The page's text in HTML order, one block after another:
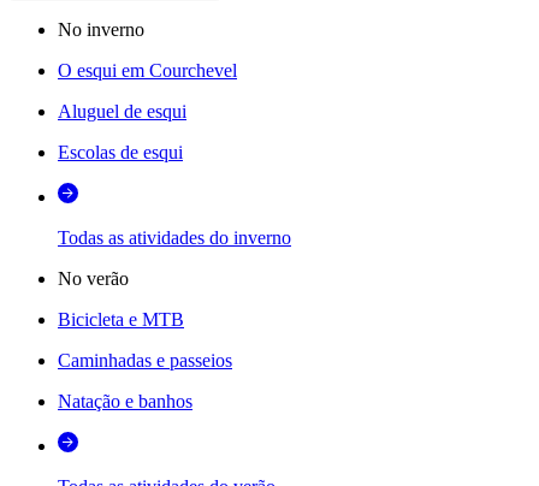
No inverno
O esqui em Courchevel
Aluguel de esqui
Escolas de esqui
Todas as atividades do inverno
No verão
Bicicleta e MTB
Caminhadas e passeios
Natação e banhos